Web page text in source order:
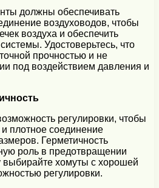
должны обеспечивать
воздуховодов, чтобы
воздуха и обеспечить
Удостоверьтесь, что
прочностью и не
под воздействием давления и
регулировки, чтобы
плотное соединение
Герметичность
роль в предотвращении
выбирайте хомуты с хорошей
регулировки.